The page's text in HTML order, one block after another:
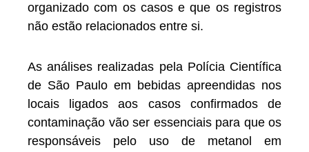
organizado com os casos e que os registros
não estão relacionados entre si.
As análises realizadas pela Polícia Científica
de São Paulo em bebidas apreendidas nos
locais ligados aos casos confirmados de
contaminação vão ser essenciais para que os
responsáveis pelo uso de metanol em